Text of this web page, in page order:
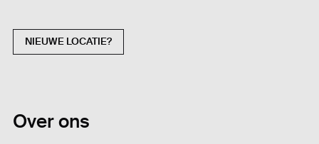
NIEUWE LOCATIE?
Over ons